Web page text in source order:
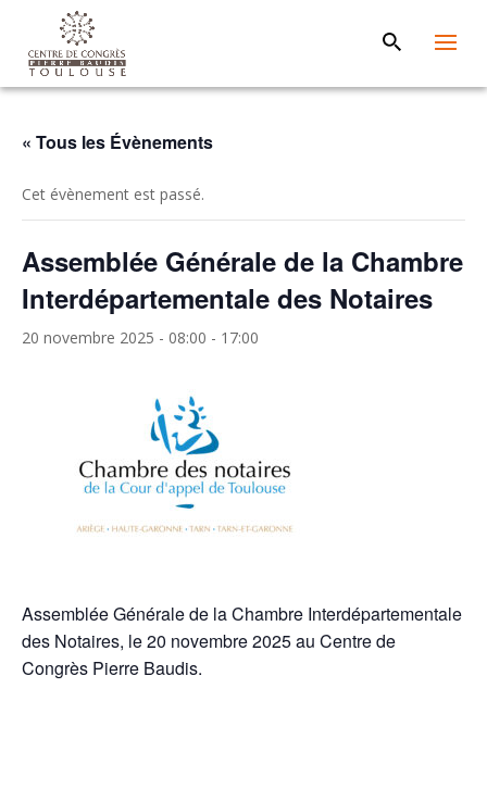
« Tous les Évènements
Cet évènement est passé.
Assemblée Générale de la Chambre
Interdépartementale des Notaires
20 novembre 2025 - 08:00 - 17:00
Assemblée Générale de la Chambre Interdépartementale
des Notaires, le 20 novembre 2025 au Centre de
Congrès Pierre Baudis.